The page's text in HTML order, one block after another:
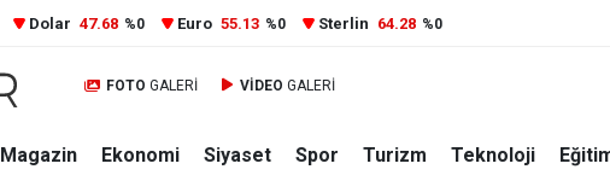
Dolar 47.68 %0 Euro 55.13 %0 Sterlin 64.28 %0
FOTO GALERİ VİDEO GALERİ
Magazin Ekonomi Siyaset Spor Turizm Teknoloji